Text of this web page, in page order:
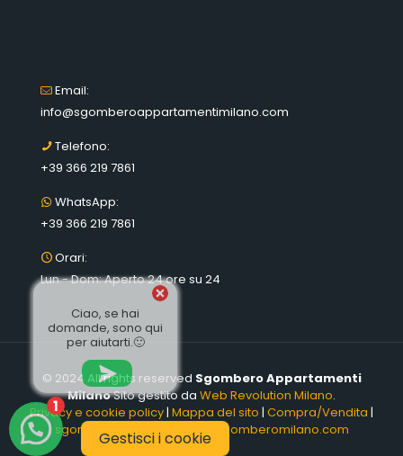
Email:
info@sgomberoappartamentimilano.com
Telefono:
+39 366 219 7861
WhatsApp:
+39 366 219 7861
Orari:
Lun - Dom: Aperto 24 ore su 24
© 2024 All rights reserved Sgombero Appartamenti
MilanoSito gestito da Web Revolution Milano.
Privacy e cookie policy | Mappa del sito | Compra/Vendita |
sgomberoamilano.it
www.sgomberomilano.com
Ciao, se hai
domande, sono qui
per aiutarti.🙂
1
Gestisci i cookie